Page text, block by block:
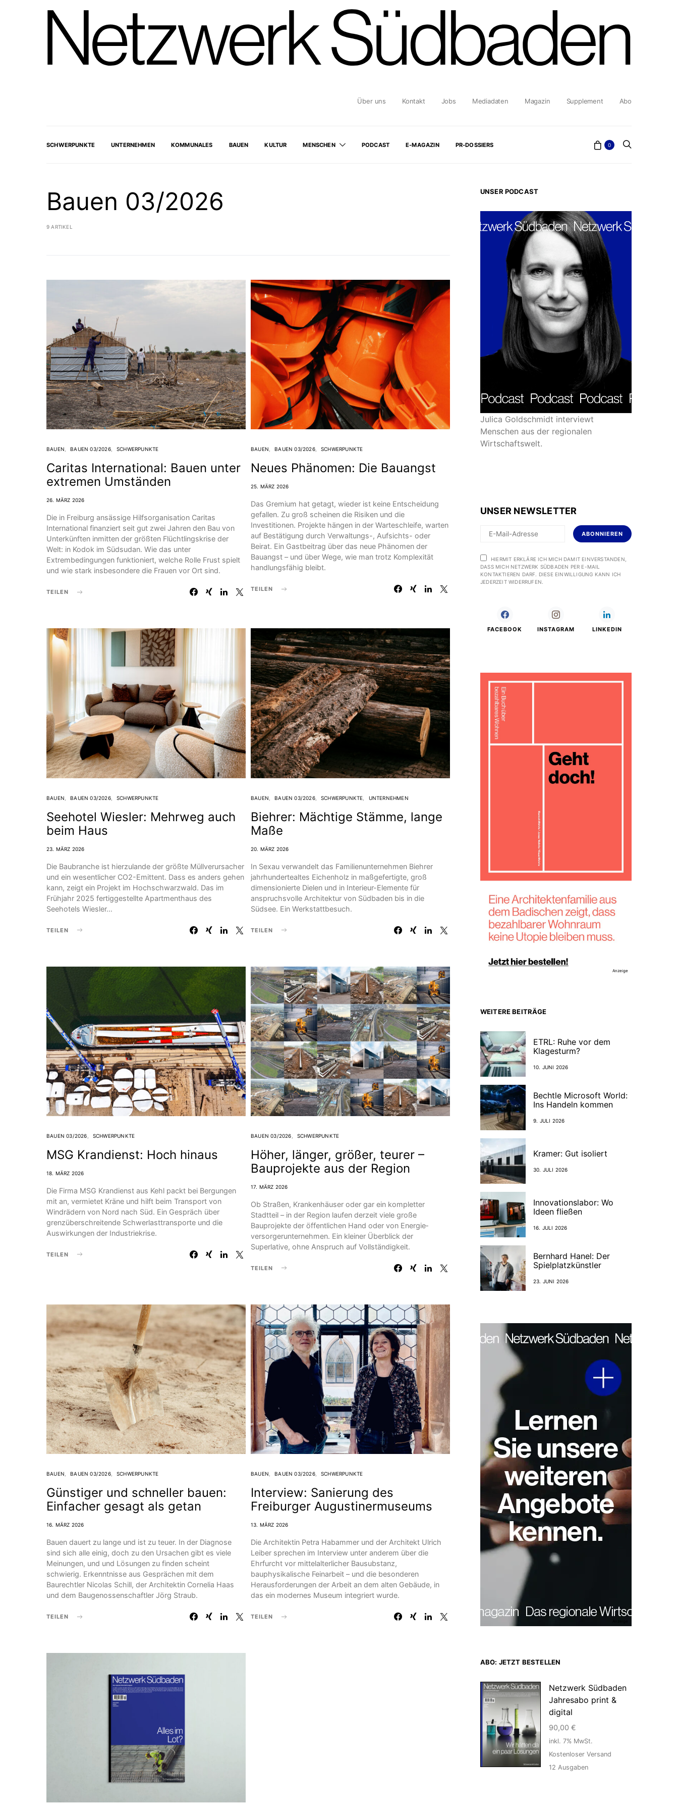
Über uns Kontakt Jobs Mediadaten Magazin Supplement Abo
SCHWERPUNKTE UNTERNEHMEN KOMMUNALES BAUEN KULTUR MENSCHEN PODCAST E-MAGAZIN PR-DOSSIERS 0
Bauen 03/2026
9 ARTIKEL
BAUEN BAUEN 03/2026 SCHWERPUNKTE
Caritas International: Bauen unter
extremen Umständen
26. MÄRZ 2026
Die in Freiburg ansässige Hilfs­organisation Caritas
International finanziert seit gut zwei Jahren den Bau von
Unterkünften inmitten der größten Flüchtlingskrise der
Welt: in Kodok im Südsudan. Wie das unter
Extrembedingungen funktioniert, welche Rolle Frust spielt
und wie stark insbesondere die Frauen vor Ort sind.
TEILEN
BAUEN BAUEN 03/2026 SCHWERPUNKTE
Neues Phänomen: Die Bauangst
25. MÄRZ 2026
Das Gremium hat getagt, wieder ist keine Entscheidung
gefallen. Zu groß scheinen die Risiken und die
Investitionen. Projekte hängen in der Warteschleife, warten
auf Bestätigung durch Verwaltungs-, Aufsichts- oder
Beirat. Ein Gastbeitrag über das neue Phänomen der
Bauangst – und über Wege, wie man trotz Komplexität
handlungsfähig bleibt.
TEILEN
BAUEN BAUEN 03/2026 SCHWERPUNKTE
Seehotel Wiesler: Mehrweg auch
beim Haus
23. MÄRZ 2026
Die Baubranche ist hierzulande der größte Müllverursacher
und ein wesentlicher CO2-Emittent. Dass es anders gehen
kann, zeigt ein Projekt im Hochschwarzwald. Das im
Frühjahr 2025 fertiggestellte Apartmenthaus des
Seehotels Wiesler…
TEILEN
BAUEN BAUEN 03/2026 SCHWERPUNKTE UNTERNEHMEN
Biehrer: Mächtige Stämme, lange
Maße
20. MÄRZ 2026
In Sexau verwandelt das Familien­unternehmen Biehrer
jahrhunderte­altes Eichenholz in maßgefertigte, groß
dimensionierte Dielen und in Interieur-Elemente für
anspruchsvolle Architektur von Südbaden bis in die
Südsee. Ein Werkstattbesuch.
TEILEN
BAUEN 03/2026 SCHWERPUNKTE
MSG Krandienst: Hoch hinaus
18. MÄRZ 2026
Die Firma MSG Krandienst aus Kehl packt bei Bergungen
mit an, vermietet Kräne und hilft beim Transport von
Windrädern von Nord nach Süd. Ein Gespräch über
grenzüberschreitende Schwerlasttransporte und die
Auswirkungen der Industriekrise.
TEILEN
BAUEN 03/2026 SCHWERPUNKTE
Höher, länger, größer, teurer –
Bauprojekte aus der Region
17. MÄRZ 2026
Ob Straßen, Kranken­häuser oder gar ein kompletter
Stadtteil – in der Region laufen derzeit viele große
Bauprojekte der öffentlichen Hand oder von Energie­
versorger­unternehmen. Ein kleiner Überblick der
Superlative, ohne Anspruch auf Vollständigkeit.
TEILEN
BAUEN BAUEN 03/2026 SCHWERPUNKTE
Günstiger und schneller bauen:
Einfacher gesagt als getan
16. MÄRZ 2026
Bauen dauert zu lange und ist zu teuer. In der Diagnose
sind sich alle einig, doch zu den Ursachen gibt es viele
Meinungen, und und Lösungen zu finden scheint
schwierig. Erkenntnisse aus Gesprächen mit dem
Baurechtler Nicolas Schill, der Architektin Cornelia Haas
und dem Baugenossenschaftler Jörg Straub.
TEILEN
BAUEN BAUEN 03/2026 SCHWERPUNKTE
Interview: Sanierung des
Freiburger Augustinermuseums
13. MÄRZ 2026
Die Architektin Petra Habammer und der Architekt Ulrich
Leiber sprechen im Interview unter anderem über die
Ehrfurcht vor mittelalterlicher Bausubstanz,
bauphysikalische Feinarbeit – und die besonderen
Herausforderungen der Arbeit an dem alten Gebäude, in
das ein modernes Museum integriert wurde.
TEILEN
UNSER PODCAST
Julica Goldschmidt interviewt
Menschen aus der regionalen
Wirtschaftswelt.
UNSER NEWSLETTER
ABONNIEREN
HIERMIT ERKLÄRE ICH MICH DAMIT EINVERSTANDEN,
DASS MICH NETZWERK SÜDBADEN PER E-MAIL
KONTAKTIEREN DARF. DIESE EINWILLIGUNG KANN ICH
JEDERZEIT WIDERRUFEN.
FACEBOOK INSTAGRAM LINKEDIN
Anzeige
WEITERE BEITRÄGE
ETRL: Ruhe vor dem
Klagesturm?
10. JUNI 2026
Bechtle Microsoft World:
Ins Handeln kommen
9. JULI 2026
Kramer: Gut isoliert
30. JULI 2026
Innovationslabor: Wo
Ideen fließen
16. JULI 2026
Bernhard Hanel: Der
Spielplatzkünstler
23. JUNI 2026
ABO: JETZT BESTELLEN
Netzwerk Südbaden
Jahresabo print &
digital
90,00 €
inkl. 7% MwSt.
Kostenloser Versand
12 Ausgaben